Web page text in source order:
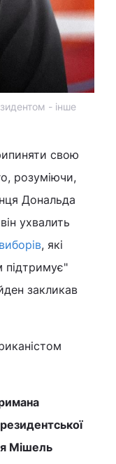
- інше
свою
розуміючи,
Дональда
ухвалить
, які
підтримує"
закликав
Мішель